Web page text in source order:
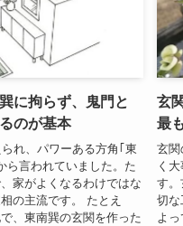
に拘らず、鬼門と
のが基本
れ、パワーある方角｢東
ら言われていました。た
家がよくなるわけではな
の主流です。 たとえ
、東南巽の玄関を作った
玄
最
玄
く
す。
切な
よ